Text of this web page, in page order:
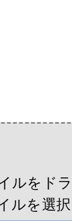
ルをド
ルを選択